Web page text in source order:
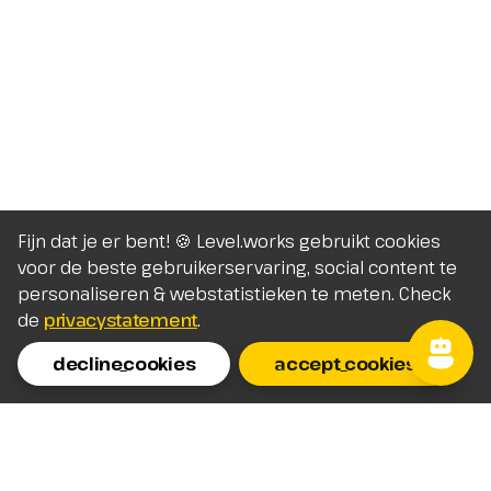
Fijn dat je er bent! 🍪 Level.works gebruikt cookies
voor de beste gebruikerservaring, social content te
personaliseren & webstatistieken te meten. Check
de privacystatement.
decline_cookies
accept_cookies